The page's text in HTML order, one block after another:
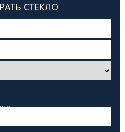
СТЕКЛО